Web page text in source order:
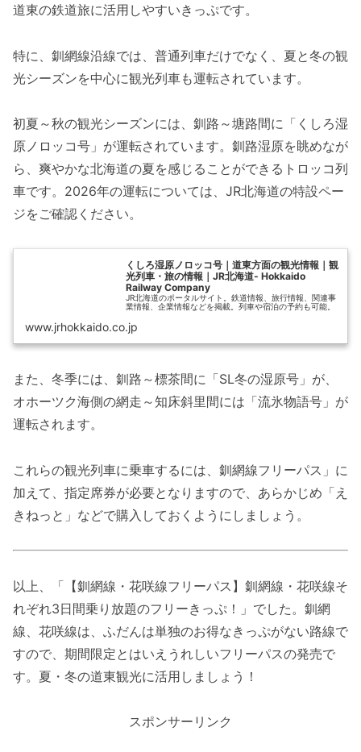
道東の鉄道旅に活用しやすいきっぷです。
特に、釧網線沿線では、普通列車だけでなく、夏と冬の観
光シーズンを中心に観光列車も運転されています。
初夏～秋の観光シーズンには、釧路～塘路間に「くしろ湿
原ノロッコ号」が運転されています。釧路湿原を眺めなが
ら、爽やかな北海道の夏を感じることができるトロッコ列
車です。2026年の運転については、JR北海道の特設ペー
ジをご確認ください。
くしろ湿原ノロッコ号｜道東方面の観光情報｜観
光列車・旅の情報｜JR北海道- Hokkaido
Railway Company
JR北海道のポータルサイト。鉄道情報、旅行情報、関連事
業情報、企業情報などを掲載。列車や宿泊の予約も可能。
www.jrhokkaido.co.jp
また、冬季には、釧路～標茶間に「SL冬の湿原号」が、
オホーツク海側の網走～知床斜里間には「流氷物語号」が
運転されます。
これらの観光列車に乗車するには、釧網線フリーパス」に
加えて、指定席券が必要となりますので、あらかじめ「え
きねっと」などで購入しておくようにしましょう。
以上、「【釧網線・花咲線フリーパス】釧網線・花咲線そ
れぞれ3日間乗り放題のフリーきっぷ！」でした。釧網
線、花咲線は、ふだんは単独のお得なきっぷがない路線で
すので、期間限定とはいえうれしいフリーパスの発売で
す。夏・冬の道東観光に活用しましょう！
スポンサーリンク